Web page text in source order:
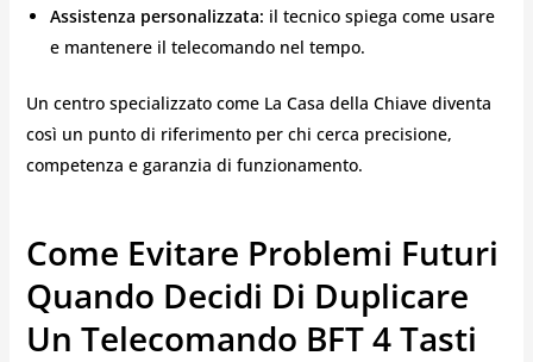
Assistenza personalizzata: il tecnico spiega come usare
e mantenere il telecomando nel tempo.
Un centro specializzato come La Casa della Chiave diventa
così un punto di riferimento per chi cerca precisione,
competenza e garanzia di funzionamento.
Come Evitare Problemi Futuri
Quando Decidi Di Duplicare
Un Telecomando BFT 4 Tasti